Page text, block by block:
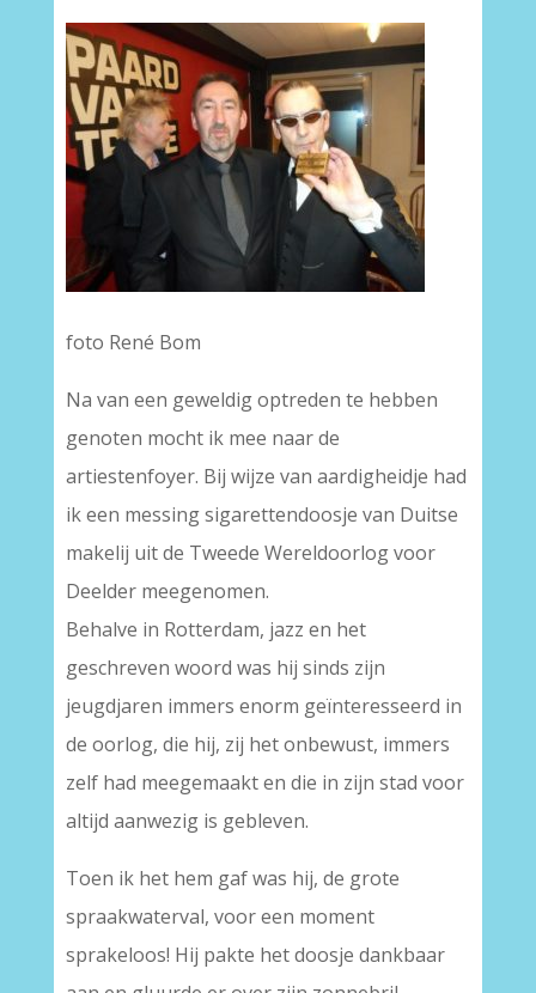
foto René Bom
Na van een geweldig optreden te hebben
genoten mocht ik mee naar de
artiestenfoyer. Bij wijze van aardigheidje had
ik een messing sigarettendoosje van Duitse
makelij uit de Tweede Wereldoorlog voor
Deelder meegenomen.
Behalve in Rotterdam, jazz en het
geschreven woord was hij sinds zijn
jeugdjaren immers enorm geïnteresseerd in
de oorlog, die hij, zij het onbewust, immers
zelf had meegemaakt en die in zijn stad voor
altijd aanwezig is gebleven.
Toen ik het hem gaf was hij, de grote
spraakwaterval, voor een moment
sprakeloos! Hij pakte het doosje dankbaar